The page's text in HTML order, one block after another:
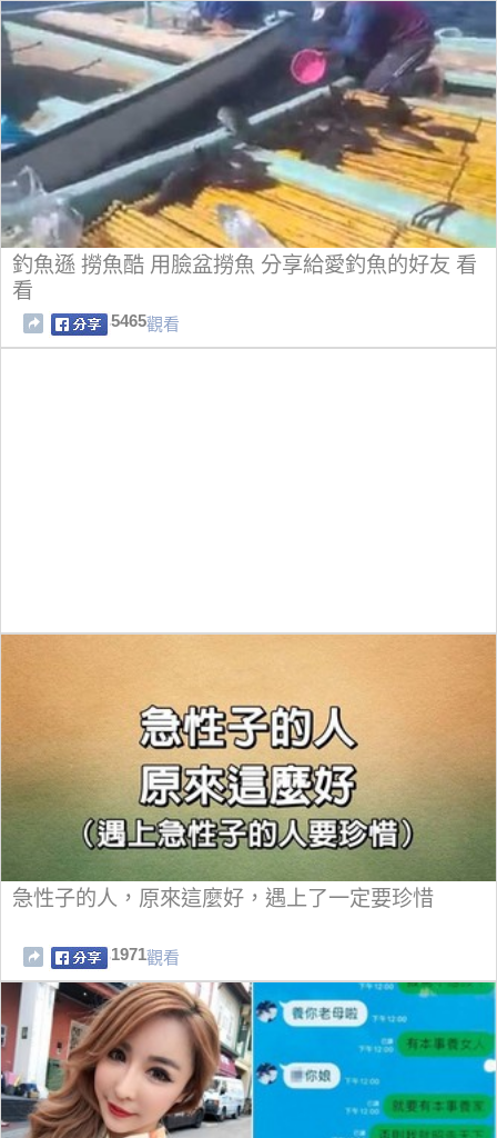
釣魚遜 撈魚酷 用臉盆撈魚 分享給愛釣魚的好友 看
看
5465觀看
急性子的人，原來這麼好，遇上了一定要珍惜
1971觀看